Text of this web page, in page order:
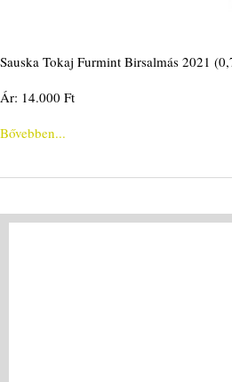
Sauska Tokaj Furmint Birsalmás 2021
Ár: 14.000 Ft
Bővebben...